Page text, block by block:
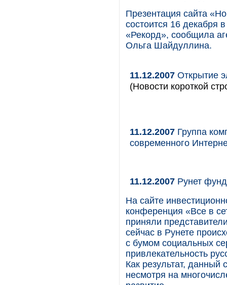
Презентация сайта
состоится 16 декабря
«Рекорд», сообщила
Ольга Шайдуллина.
11.12.2007 Открытие
(Новости короткой
11.12.2007 Группа
современного
11.12.2007 Рунет
На сайте
конференция «Все в
приняли
сейчас в Рунете
с бумом социальных
привлекательность
Как результат, данный
несмотря на